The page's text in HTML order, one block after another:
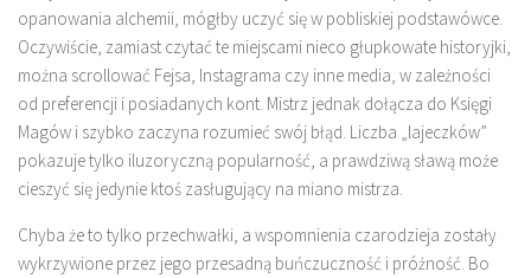
opanowania alchemii, mógłby uczyć się w pobliskiej podstawówce.
Oczywiście, zamiast czytać te miejscami nieco głupkowate historyjki,
można scrollować Fejsa, Instagrama czy inne media, w zależności
od preferencji i posiadanych kont. Mistrz jednak dołącza do Księgi
Magów i szybko zaczyna rozumieć swój błąd. Liczba „lajeczków”
pokazuje tylko iluzoryczną popularność, a prawdziwą sławą może
cieszyć się jedynie ktoś zasługujący na miano mistrza.
Chyba że to tylko przechwałki, a wspomnienia czarodzieja zostały
wykrzywione przez jego przesadną buńczuczność i próżność. Bo